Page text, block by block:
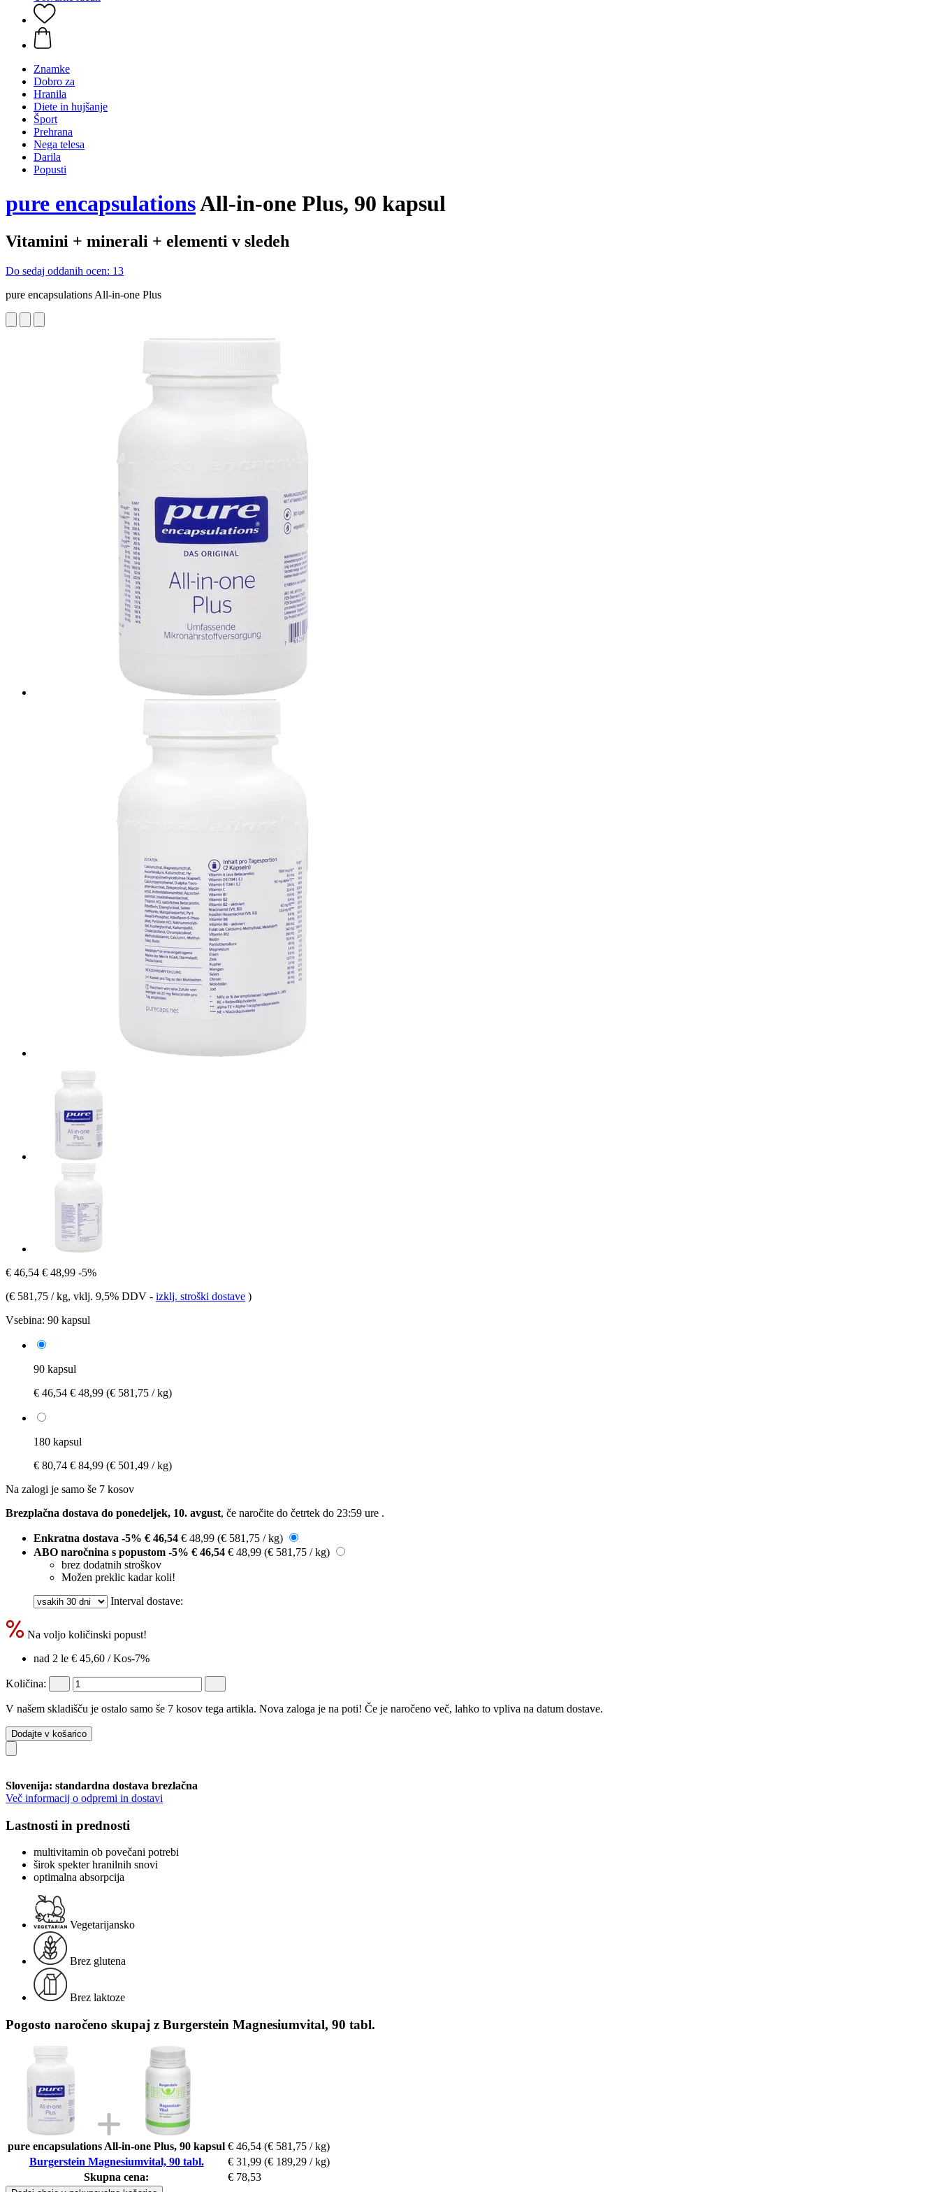
Znamke
Dobro za
Hranila
Diete in hujšanje
Šport
Prehrana
Nega telesa
Darila
Popusti
pure encapsulationsAll-in-one Plus, 90 kapsul
Vitamini + minerali + elementi v sledeh
Do sedaj oddanih ocen: 13
pure encapsulations All-in-one Plus
€ 46,54 € 48,99 -5%
(€ 581,75 / kg, vklj. 9,5% DDV - izklj. stroški dostave )
Vsebina: 90 kapsul
90 kapsul
€ 46,54 € 48,99 (€ 581,75 / kg)
180 kapsul
€ 80,74 € 84,99 (€ 501,49 / kg)
Na zalogi je samo še 7 kosov
Brezplačna dostava do ponedeljek, 10. avgust, če naročite do četrtek do 23:59 ure .
Enkratna dostava -5% € 46,54 € 48,99 (€ 581,75 / kg)
ABO naročnina s popustom -5% € 46,54 € 48,99 (€ 581,75 / kg)
brez dodatnih stroškov
Možen preklic kadar koli!
Interval dostave:
Na voljo količinski popust!
nad 2 le € 45,60 / Kos-7%
Količina:
V našem skladišču je ostalo samo še 7 kosov tega artikla. Nova zaloga je na poti! Če je naročeno več, lahko to vpliva na datum dostave.
Dodajte v košarico
Slovenija: standardna dostava brezlačna
Več informacij o odpremi in dostavi
Lastnosti in prednosti
multivitamin ob povečani potrebi
širok spekter hranilnih snovi
optimalna absorpcija
Vegetarijansko
Brez glutena
Brez laktoze
Pogosto naročeno skupaj z Burgerstein Magnesiumvital, 90 tabl.
pure encapsulations All-in-one Plus, 90 kapsul € 46,54 (€ 581,75 / kg)
Burgerstein Magnesiumvital, 90 tabl.
€ 31,99 (€ 189,29 / kg)
Skupna cena:
€ 78,53